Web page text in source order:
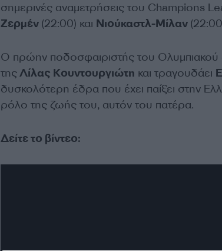
σημερινές αναμετρήσεις του Champions
Ζερμέν (22:00) και Νιούκαστλ-Μίλαν
Ο πρώην ποδοσφαιριστής του Ολυμπιακού
τηςΛίλας Κουντουργιώτη και τραγουδάει
δυσκολότερη έδρα που έχει παίξει στην
ρόλο της ζωής του, αυτόν του πατέρα.
Δείτε το βίντεο: